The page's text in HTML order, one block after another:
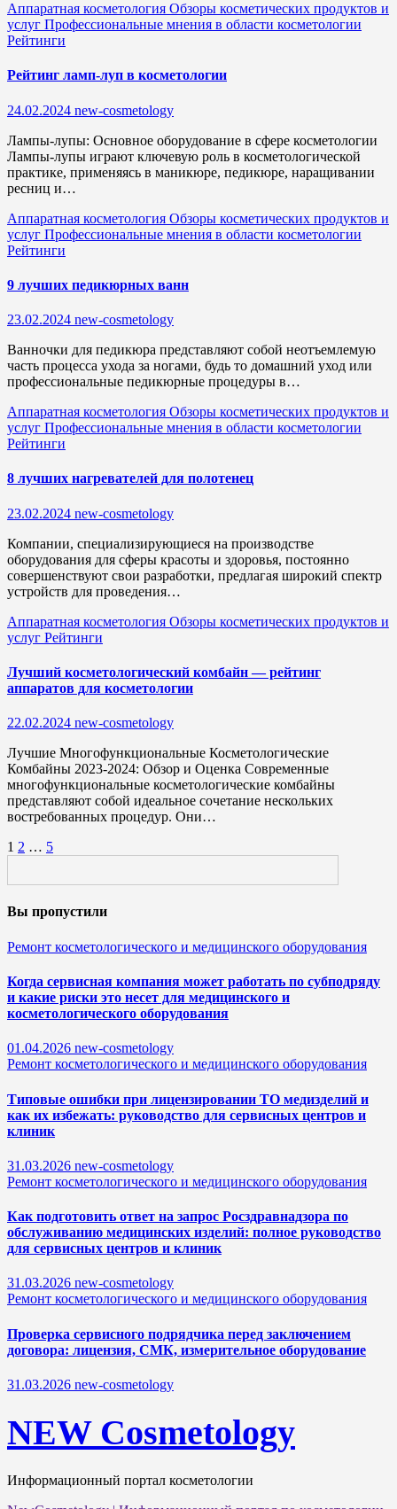
Аппаратная косметология Обзоры косметических продуктов и
услуг Профессиональные мнения в области косметологии
Рейтинги
Рейтинг ламп-луп в косметологии
24.02.2024 new-cosmetology
Лампы-лупы: Основное оборудование в сфере косметологии
Лампы-лупы играют ключевую роль в косметологической
практике, применяясь в маникюре, педикюре, наращивании
ресниц и…
Аппаратная косметология Обзоры косметических продуктов и
услуг Профессиональные мнения в области косметологии
Рейтинги
9 лучших педикюрных ванн
23.02.2024 new-cosmetology
Ванночки для педикюра представляют собой неотъемлемую
часть процесса ухода за ногами, будь то домашний уход или
профессиональные педикюрные процедуры в…
Аппаратная косметология Обзоры косметических продуктов и
услуг Профессиональные мнения в области косметологии
Рейтинги
8 лучших нагревателей для полотенец
23.02.2024 new-cosmetology
Компании, специализирующиеся на производстве
оборудования для сферы красоты и здоровья, постоянно
совершенствуют свои разработки, предлагая широкий спектр
устройств для проведения…
Аппаратная косметология Обзоры косметических продуктов и
услуг Рейтинги
Лучший косметологический комбайн — рейтинг
аппаратов для косметологии
22.02.2024 new-cosmetology
Лучшие Многофункциональные Косметологические
Комбайны 2023-2024: Обзор и Оценка Современные
многофункциональные косметологические комбайны
представляют собой идеальное сочетание нескольких
востребованных процедур. Они…
Пагинация
1 2 … 5
Вы пропустили
Ремонт косметологического и медицинского оборудования
Когда сервисная компания может работать по субподряду
и какие риски это несет для медицинского и
косметологического оборудования
01.04.2026 new-cosmetology
Ремонт косметологического и медицинского оборудования
Типовые ошибки при лицензировании ТО медизделий и
как их избежать: руководство для сервисных центров и
клиник
31.03.2026 new-cosmetology
Ремонт косметологического и медицинского оборудования
Как подготовить ответ на запрос Росздравнадзора по
обслуживанию медицинских изделий: полное руководство
для сервисных центров и клиник
31.03.2026 new-cosmetology
Ремонт косметологического и медицинского оборудования
Проверка сервисного подрядчика перед заключением
договора: лицензия, СМК, измерительное оборудование
31.03.2026 new-cosmetology
NEW Cosmetology
Информационный портал косметологии